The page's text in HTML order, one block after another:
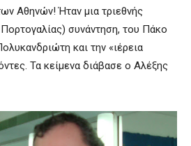
Αθηνών! Ήταν μια τριεθνής
συνάντηση, του Πάκο
και την «ιέρεια
Τα κείμενα διάβασε ο Αλέξης